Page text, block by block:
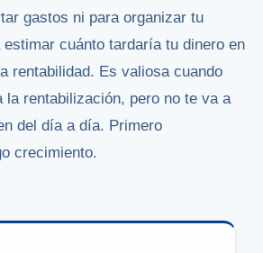
gastos ni para organizar tu
cuánto tardaría tu dinero en
rentabilidad. Es valiosa cuando
la rentabilización, pero no te va a
del día a día. Primero
crecimiento.